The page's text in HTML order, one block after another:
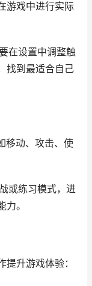
游戏中进行实际
在设置中调整触
找到最适合自己
移动、攻击、使
或练习模式，进
。
升游戏体验：